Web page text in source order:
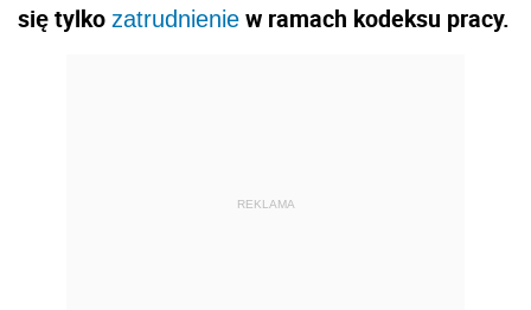
się tylko zatrudnienie w ramach kodeksu pracy.
REKLAMA